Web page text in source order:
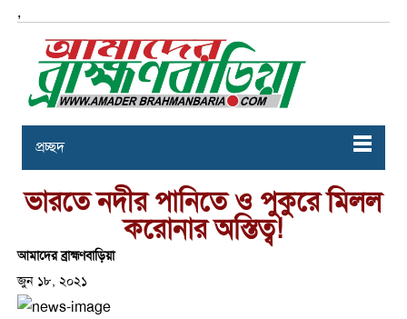
,
প্রচ্ছদ
ভারতে নদীর পানিতে ও পুকুরে মিলল
করোনার অস্তিত্ব!
আমাদের ব্রাহ্মণবাড়িয়া
জুন ১৮, ২০২১